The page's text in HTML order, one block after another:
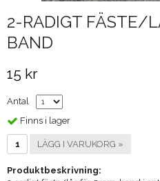
2-RADIGT FÄSTE/
BAND
15 kr
Antal
Finns i lager
LÄGG I VARUKORG »
Produktbeskrivning: